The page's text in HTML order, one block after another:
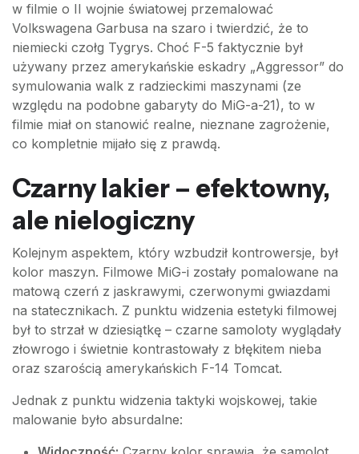
w filmie o II wojnie światowej przemalować
Volkswagena Garbusa na szaro i twierdzić, że to
niemiecki czołg Tygrys. Choć F-5 faktycznie był
używany przez amerykańskie eskadry „Aggressor” do
symulowania walk z radzieckimi maszynami (ze
względu na podobne gabaryty do MiG-a-21), to w
filmie miał on stanowić realne, nieznane zagrożenie,
co kompletnie mijało się z prawdą.
Czarny lakier – efektowny,
ale nielogiczny
Kolejnym aspektem, który wzbudził kontrowersje, był
kolor maszyn. Filmowe MiG-i zostały pomalowane na
matową czerń z jaskrawymi, czerwonymi gwiazdami
na statecznikach. Z punktu widzenia estetyki filmowej
był to strzał w dziesiątkę – czarne samoloty wyglądały
złowrogo i świetnie kontrastowały z błękitem nieba
oraz szarością amerykańskich F-14 Tomcat.
Jednak z punktu widzenia taktyki wojskowej, takie
malowanie było absurdalne: